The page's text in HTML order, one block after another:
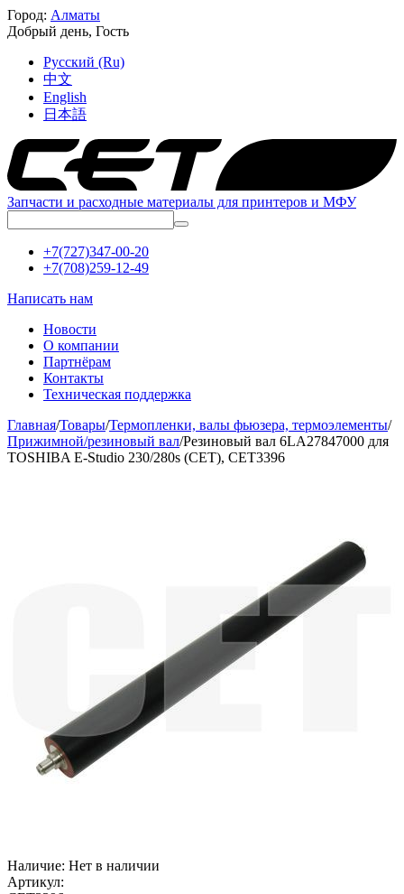
Город: Алматы
Добрый день, Гость
Русский (Ru)
中文
English
日本語
Запчасти и расходные материалы для принтеров и МФУ
+7(727)347-00-20
+7(708)259-12-49
Написать нам
Новости
О компании
Партнёрам
Контакты
Техническая поддержка
Главная/Товары/Термопленки, валы фьюзера, термоэлементы/
Прижимной/резиновый вал/Резиновый вал 6LA27847000 для
TOSHIBA E-Studio 230/280s (CET), CET3396
Наличие: Нет в наличии
Артикул: